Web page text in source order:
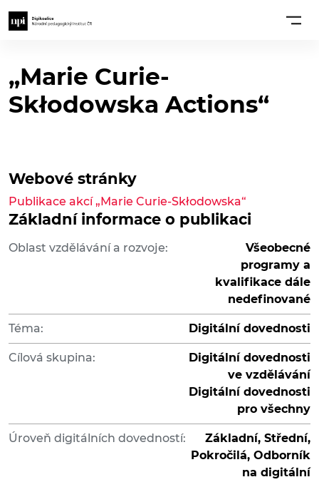
„Marie Curie-
Skłodowska Actions“
Základní informace o publikaci
Oblast vzdělávání a rozvoje:
Všeobecné
programy a
kvalifikace dále
nedefinované
Téma: Digitální dovednosti
Cílová skupina:
Digitální dovednosti
ve vzdělávání
Digitální dovednosti
pro všechny
Úroveň digitálních dovedností:
Základní, Střední,
Pokročilá, Odborník
na digitální
Webové stránky
Publikace akcí „Marie Curie-Skłodowska“